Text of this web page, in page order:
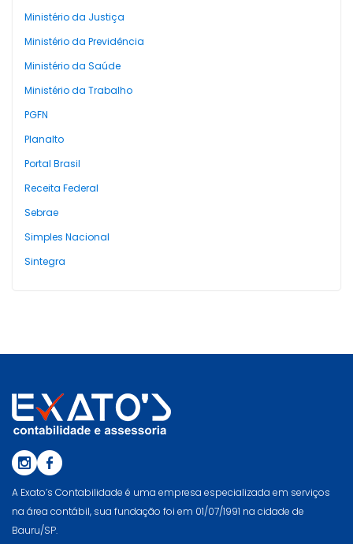
Ministério da Justiça
Ministério da Previdência
Ministério da Saúde
Ministério da Trabalho
PGFN
Planalto
Portal Brasil
Receita Federal
Sebrae
Simples Nacional
Sintegra
A Exato’s Contabilidade é uma empresa especializada em serviços
na área contábil, sua fundação foi em 01/07/1991 na cidade de
Bauru/SP.